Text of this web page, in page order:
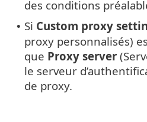
des conditions
• Si Custom proxy
proxy personnalisés)
que Proxy server
le serveur
de proxy.